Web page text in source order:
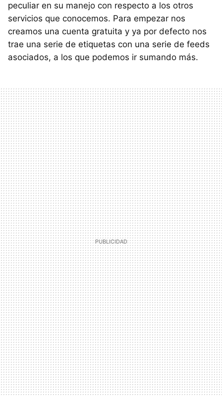
peculiar en su manejo con respecto a los otros
servicios que conocemos. Para empezar nos
creamos una cuenta gratuita y ya por defecto nos
trae una serie de etiquetas con una serie de feeds
asociados, a los que podemos ir sumando más.